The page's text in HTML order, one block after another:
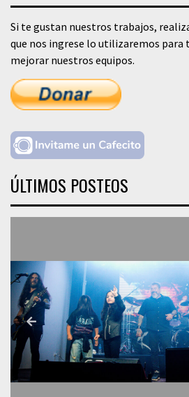
Si te gustan nuestros trabajos,
que nos ingrese lo utilizaremos
mejorar nuestros equipos.
ÚLTIMOS POSTEOS